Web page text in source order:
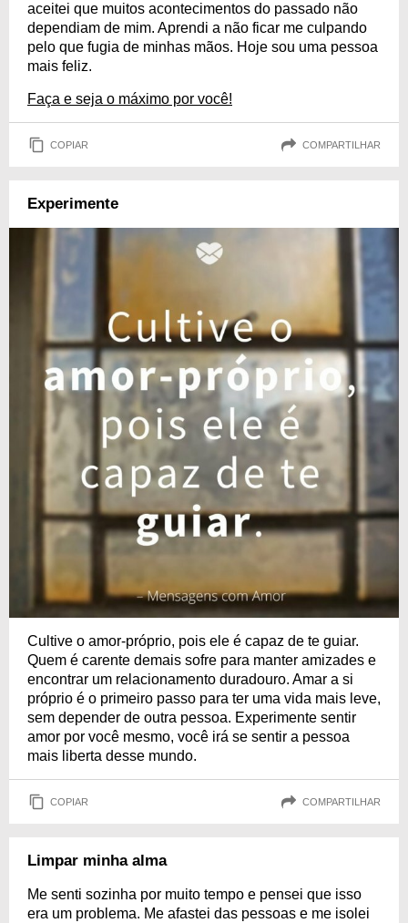
aceitei que muitos acontecimentos do passado não
dependiam de mim. Aprendi a não ficar me culpando
pelo que fugia de minhas mãos. Hoje sou uma pessoa
mais feliz.
Faça e seja o máximo por você!
COPIAR COMPARTILHAR
Experimente
Cultive o amor-próprio, pois ele é capaz de te guiar.
Quem é carente demais sofre para manter amizades e
encontrar um relacionamento duradouro. Amar a si
próprio é o primeiro passo para ter uma vida mais leve,
sem depender de outra pessoa. Experimente sentir
amor por você mesmo, você irá se sentir a pessoa
mais liberta desse mundo.
COPIAR COMPARTILHAR
Limpar minha alma
Me senti sozinha por muito tempo e pensei que isso
era um problema. Me afastei das pessoas e me isolei